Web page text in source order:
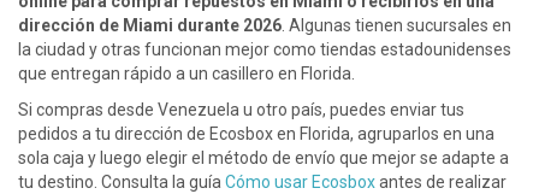
dirección de Miami durante 2026 . Algunas tienen sucursales en
la ciudad y otras funcionan mejor como tiendas estadounidenses
que entregan rápido a un casillero en Florida.
Si compras desde Venezuela u otro país, puedes enviar tus
pedidos a tu dirección de Ecosbox en Florida, agruparlos en una
sola caja y luego elegir el método de envío que mejor se adapte a
tu destino. Consulta la guía Cómo usar Ecosboxantes de realizar